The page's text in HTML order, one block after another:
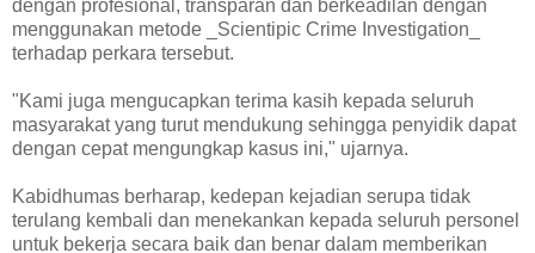
dengan profesional, transparan dan berkeadilan dengan
menggunakan metode _Scientipic Crime Investigation_
terhadap perkara tersebut.
"Kami juga mengucapkan terima kasih kepada seluruh
masyarakat yang turut mendukung sehingga penyidik dapat
dengan cepat mengungkap kasus ini," ujarnya.
Kabidhumas berharap, kedepan kejadian serupa tidak
terulang kembali dan menekankan kepada seluruh personel
untuk bekerja secara baik dan benar dalam memberikan